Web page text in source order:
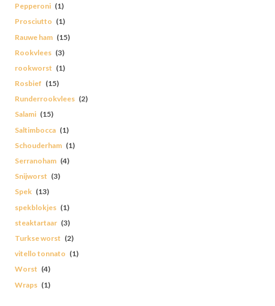
Pepperoni (1)
Prosciutto (1)
Rauwe ham (15)
Rookvlees (3)
rookworst (1)
Rosbief (15)
Runderrookvlees (2)
Salami (15)
Saltimbocca (1)
Schouderham (1)
Serranoham (4)
Snijworst (3)
Spek (13)
spekblokjes (1)
steaktartaar (3)
Turkse worst (2)
vitello tonnato (1)
Worst (4)
Wraps (1)